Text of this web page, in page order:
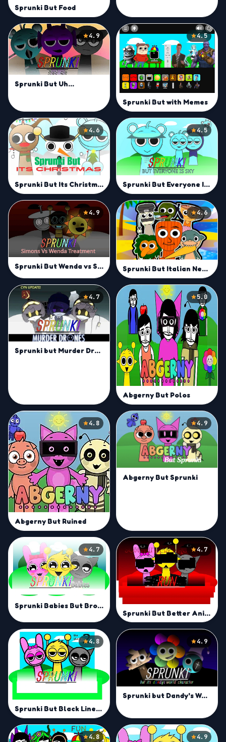
Sprunki But Food
4.9
Sprunki But Uh…
4.5
Sprunki But with Memes
4.6
Sprunki But Its Christmas
4.5
Sprunki But Everyone Is Sky
4.9
Sprunki But Wenda vs Simon Treatment
4.6
Sprunki But Italian Neuro Animals Merge
4.7
Sprunki but Murder Drones!
5.0
Abgerny But Polos
4.8
Abgerny But Ruined
4.9
Abgerny But Sprunki
4.7
Sprunki Babies But Broken Mod
4.7
Sprunki But Better Animations
4.8
Sprunki But Black Lines Mod
4.9
Sprunki but Dandy's World Characters Mod
4.8 4.9